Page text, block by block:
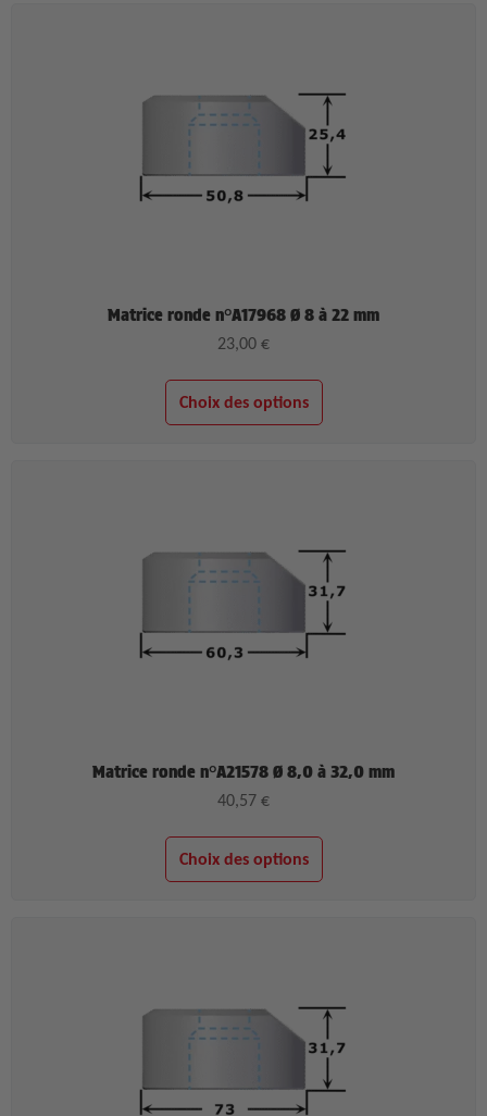
Matrice ronde n°A17968 Ø 8 à 22 mm
23,00 €
Choix des options
Matrice ronde n°A21578 Ø 8,0 à 32,0 mm
40,57 €
Choix des options